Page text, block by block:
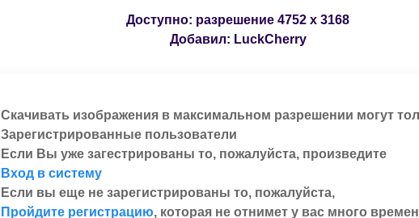
Доступно: разрешение 4752 x 3168
Добавил: LuckCherry
Скачивать изображения в максимальном разрешении могут
Зарегистрированные пользователи
Если Вы уже загестрированы то, пожалуйста, произведите
Вход в систему
Если вы еще не зарегистрированы то, пожалуйста,
Пройдите регистрацию, которая не отнимет у вас много